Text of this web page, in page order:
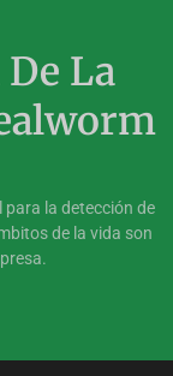
La
la detección de
de la vida son